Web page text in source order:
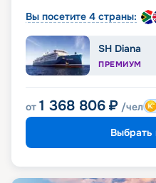
Вы посетите 4 страны:
SH Diana
ПРЕМИУМ
от 1 368 806 ₽ /чел
Выбрать